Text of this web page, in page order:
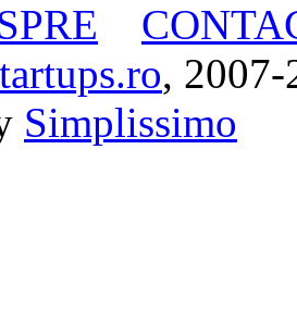
, 2007-
Simplissimo